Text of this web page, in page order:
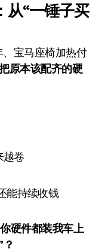
从“一锤子买
原本该配齐的硬
越卷
能持续收钱
你硬件都装我车上